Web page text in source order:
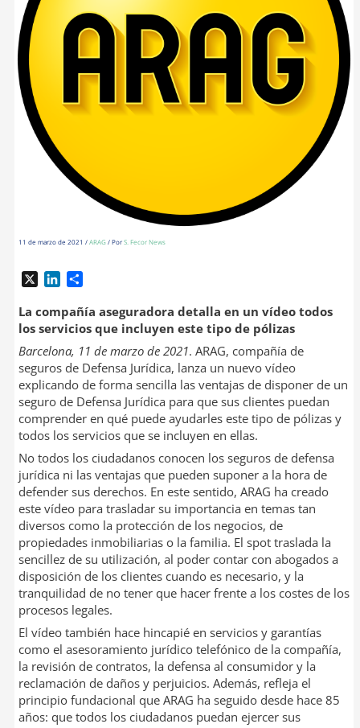
11 de marzo de 2021 /ARAG/ PorS. Fecor News
X
L
n
k
d
I
n
C
m
p
a
r
t
i
r
La compañía aseguradora detalla en un vídeo todos
los servicios que incluyen este tipo de pólizas
Barcelona, 11 de marzo de 2021. ARAG, compañía de
seguros de Defensa Jurídica, lanza un nuevo vídeo
explicando de forma sencilla las ventajas de disponer de un
seguro de Defensa Jurídica para que sus clientes puedan
comprender en qué puede ayudarles este tipo de pólizas y
todos los servicios que se incluyen en ellas.
No todos los ciudadanos conocen los seguros de defensa
jurídica ni las ventajas que pueden suponer a la hora de
defender sus derechos. En este sentido, ARAG ha creado
este vídeo para trasladar su importancia en temas tan
diversos como la protección de los negocios, de
propiedades inmobiliarias o la familia. El spot traslada la
sencillez de su utilización, al poder contar con abogados a
disposición de los clientes cuando es necesario, y la
tranquilidad de no tener que hacer frente a los costes de los
procesos legales.
El vídeo también hace hincapié en servicios y garantías
como el asesoramiento jurídico telefónico de la compañía,
la revisión de contratos, la defensa al consumidor y la
reclamación de daños y perjuicios. Además, refleja el
principio fundacional que ARAG ha seguido desde hace 85
años: que todos los ciudadanos puedan ejercer sus